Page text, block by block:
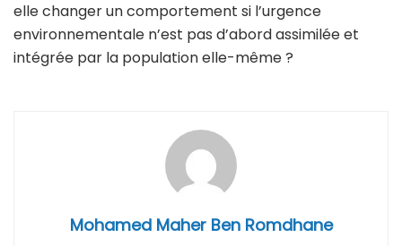
elle changer un comportement si l’urgence
environnementale n’est pas d’abord assimilée et
intégrée par la population elle-même ?
Mohamed Maher Ben Romdhane